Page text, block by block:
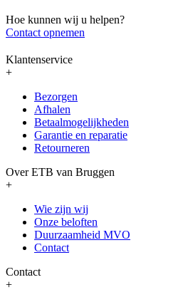
Hoe kunnen wij u helpen?
Contact opnemen
Klantenservice
+
Bezorgen
Afhalen
Betaalmogelijkheden
Garantie en reparatie
Retourneren
Over ETB van Bruggen
+
Wie zijn wij
Onze beloften
Duurzaamheid MVO
Contact
Contact
+